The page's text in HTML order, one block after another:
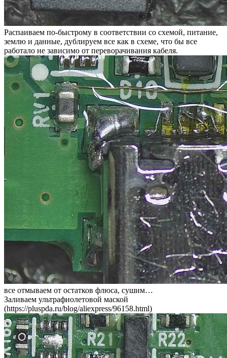
Распаиваем по-быстрому в соответствии со схемой, питание,
землю и данные, дублируем все как в схеме, что бы все
работало не зависимо от переворачивания кабеля.
все отмываем от остатков флюса, сушим…
Заливаем ультрафиолетовой маской
(https://pluspda.ru/blog/aliexpress/96158.html)